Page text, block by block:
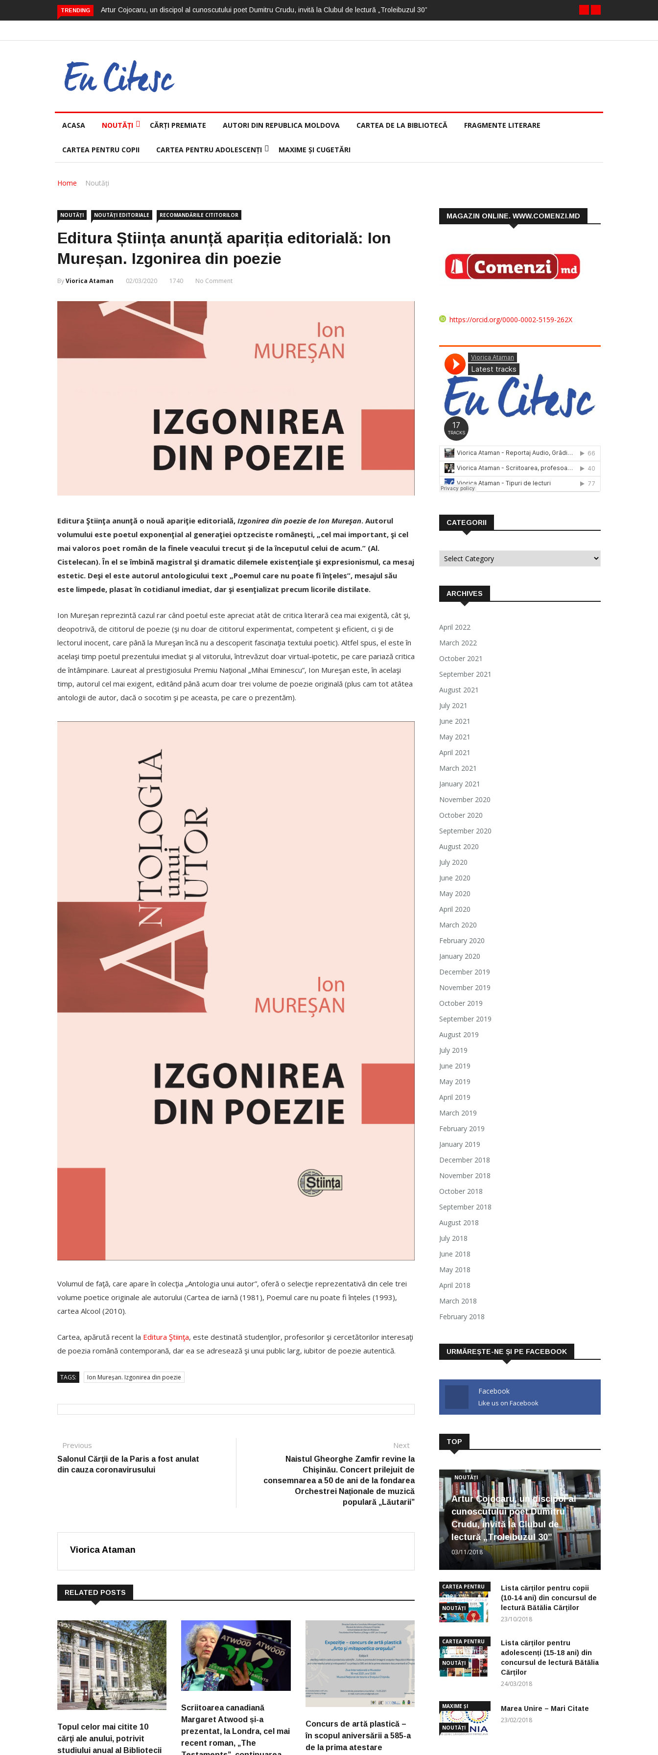
TRENDING Artur Cojocaru, un discipol al cunoscutului poet Dumitru Crudu, invită la Clubul de lectură „Troleibuzul 30”
ACASA NOUTĂȚI CĂRȚI PREMIATE AUTORI DIN REPUBLICA MOLDOVA CARTEA DE LA BIBLIOTECĂ FRAGMENTE LITERARE
CARTEA PENTRU COPII CARTEA PENTRU ADOLESCENȚI MAXIME ȘI CUGETĂRI
Home Noutăți
NOUTĂȚI NOUTĂȚI EDITORIALE RECOMANDĂRILE CITITORILOR
Editura Știința anunță apariția editorială: Ion
Mureșan. Izgonirea din poezie
ByViorica Ataman 02/03/2020 1740 No Comment
Editura Ştiinţa anunţă o nouă apariţie editorială, Izgonirea din poezie de Ion Mureşan. Autorul
volumului este poetul exponenţial al generaţiei optzeciste româneşti, „cel mai important, şi cel
mai valoros poet român de la finele veacului trecut şi de la începutul celui de acum.” (Al.
Cistelecan). În el se îmbină magistral şi dramatic dilemele existenţiale şi expresionismul, ca mesaj
estetic. Deşi el este autorul antologicului text „Poemul care nu poate fi înţeles”, mesajul său
este limpede, plasat în cotidianul imediat, dar şi esenţializat precum licorile distilate.
Ion Mureşan reprezintă cazul rar când poetul este apreciat atât de critica literară cea mai exigentă, cât şi,
deopotrivă, de cititorul de poezie (şi nu doar de cititorul experimentat, competent şi eficient, ci şi de
lectorul inocent, care până la Mureşan încă nu a descoperit fascinaţia textului poetic). Altfel spus, el este în
acelaşi timp poetul prezentului imediat şi al viitorului, întrevăzut doar virtual-ipotetic, pe care pariază critica
de întâmpinare. Laureat al prestigiosului Premiu Naţional „Mihai Eminescu”, Ion Mureşan este, în acelaşi
timp, autorul cel mai exigent, editând până acum doar trei volume de poezie originală (plus cam tot atâtea
antologii de autor, dacă o socotim şi pe aceasta, pe care o prezentăm).
Volumul de faţă, care apare în colecţia „Antologia unui autor”, oferă o selecţie reprezentativă din cele trei
volume poetice originale ale autorului (Cartea de iarnă (1981), Poemul care nu poate fi înțeles (1993),
cartea Alcool (2010).
Cartea, apărută recent la Editura Ştiinţa, este destinată studenţilor, profesorilor şi cercetătorilor interesaţi
de poezia română contemporană, dar ea se adresează şi unui public larg, iubitor de poezie autentică.
TAGS: Ion Mureșan. Izgonirea din poezie
Post navigation
Previous
Salonul Cărţii de la Paris a fost anulat
din cauza coronavirusului
Next
post:
Naistul Gheorghe Zamfir revine la
Chişinău. Concert prilejuit de
consemnarea a 50 de ani de la fondarea
Orchestrei Naționale de muzică
populară „Lăutarii”
Viorica Ataman
RELATED POSTS
Topul celor mai citite 10
cărţi ale anului, potrivit
studiului anual al Bibliotecii
Scriitoarea canadiană
Margaret Atwood și-a
prezentat, la Londra, cel mai
recent roman, „The
Concurs de artă plastică –
în scopul aniversării a 585-a
de la prima atestare
MAGAZIN ONLINE. WWW.COMENZI.MD
https://orcid.org/0000-0002-5159-262X
CATEGORII
Categorii
ARCHIVES
April 2022
March 2022
October 2021
September 2021
August 2021
July 2021
June 2021
May 2021
April 2021
March 2021
January 2021
November 2020
October 2020
September 2020
August 2020
July 2020
June 2020
May 2020
April 2020
March 2020
February 2020
January 2020
December 2019
November 2019
October 2019
September 2019
August 2019
July 2019
June 2019
May 2019
April 2019
March 2019
February 2019
January 2019
December 2018
November 2018
October 2018
September 2018
August 2018
July 2018
June 2018
May 2018
April 2018
March 2018
February 2018
URMĂREȘTE-NE ȘI PE FACEBOOK
Facebook
Like us on Facebook
TOP
NOUTĂȚI
Artur Cojocaru, un discipol al
cunoscutului poet Dumitru
Crudu, invită la Clubul de
lectură „Troleibuzul 30”
03/11/2018
CARTEA PENTRU
COPII
NOUTĂȚI
Lista cărților pentru copii
(10-14 ani) din concursul de
lectură Bătălia Cărților
23/10/2018
CARTEA PENTRU
ADOLESCENȚI
NOUTĂȚI
Lista cărților pentru
adolescenți (15-18 ani) din
concursul de lectură Bătălia
Cărților
24/03/2018
MAXIME ȘI
CUGETĂRI
NOUTĂȚI
Marea Unire – Mari Citate
23/02/2018